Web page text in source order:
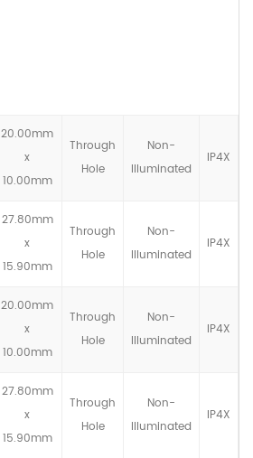
20.00mm
x
10.00mm
Through
Hole
Non-
llluminated
IP4X
27.80mm
x
15.90mm
Through
Hole
Non-
llluminated
IP4X
20.00mm
x
10.00mm
Through
Hole
Non-
llluminated
IP4X
27.80mm
x
15.90mm
Through
Hole
Non-
llluminated
IP4X